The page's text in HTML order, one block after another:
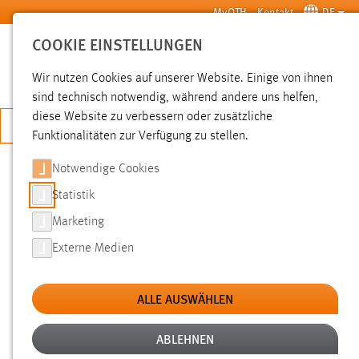
Zum Hauptinhalt springen MyOTH Kontakt DE
SUCHE
JETZT BEWERBEN
Hochschule Aktuelles News der OTH Amberg-Weiden
„WAS KANN ICH BESSER
MACHEN?“ – MEET THE
ENTREPRENEUR ZUM ERSTEN MAL
AN DER OTH AMBERG-WEIDEN
17.06.2022
COOKIE EINSTELLUNGEN
Wir nutzen Cookies auf unserer Website. Einige von ihnen
sind technisch notwendig, während andere uns helfen,
diese Website zu verbessern oder zusätzliche
Funktionalitäten zur Verfügung zu stellen.
Notwendige Cookies
Statistik
Marketing
Externe Medien
ALLE AUSWÄHLEN
ABLEHNEN